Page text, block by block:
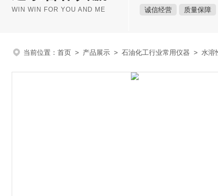
WIN WIN FOR YOU AND ME 诚信经营 质量保障
当前位置： 首页 > 产品展示 > 石油化工行业常用仪器 > 水溶